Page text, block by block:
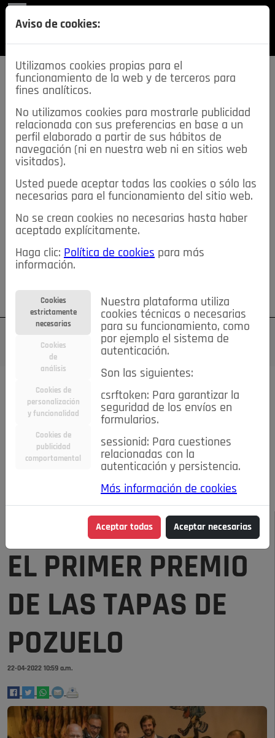
SECCIONES
descarga esta
REVISTA
≡NOTICIAS
NOTICIAS SERVICIOS DE INTERÉS
TABLÓN DE ANUNCIOS MIS ANUNCIOS CONTACTO
NOSOTROS
Su cuenta Regístrese ¿Olvidó su contraseña?
Todas las noticias..
#TePrestoMisOjos Caridad
Ciencia&Tecnología
Economía
Entretenimiento
Estilo de Vida
Internacional
Madrid Opinión IN
Pozuelo de Alarcón
Salud 🔴 En Directo
NOTICIAS
CASA LUIS SE LLEVA
EL PRIMER PREMIO
DE LAS TAPAS DE
POZUELO
22-04-2022 10:59 a.m.
Aviso de cookies:
Utilizamos cookies propias para el
funcionamiento de la web y de terceros para
fines analíticos.
No utilizamos cookies para mostrarle publicidad
relacionada con sus preferencias en base a un
perfil elaborado a partir de sus hábitos de
navegación (ni en nuestra web ni en sitios web
visitados).
Usted puede aceptar todas las cookies o sólo las
necesarias para el funcionamiento del sitio web.
No se crean cookies no necesarias hasta haber
aceptado explícitamente.
Haga clic: Política de cookies para más
información.
Cookies
estrictamente
necesarias
Cookies
de
análisis
Cookies de
personalización
y funcionalidad
Cookies de
publicidad
comportamental
Nuestra plataforma utiliza
cookies técnicas o necesarias
para su funcionamiento, como
por ejemplo el sistema de
autenticación.
Son las siguientes:
csrftoken: Para garantizar la
seguridad de los envíos en
formularios.
sessionid: Para cuestiones
relacionadas con la
autenticación y persistencia.
Más información de cookies
Aceptar todas Aceptar necesarias